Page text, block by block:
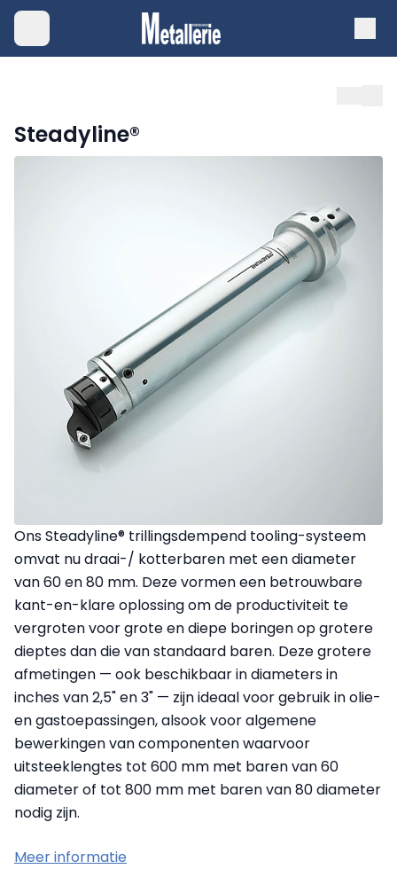
Steadyline®
Ons Steadyline® trillingsdempend tooling-systeem
omvat nu draai-/ kotterbaren met een diameter
van 60 en 80 mm. Deze vormen een betrouwbare
kant-en-klare oplossing om de productiviteit te
vergroten voor grote en diepe boringen op grotere
dieptes dan die van standaard baren. Deze grotere
afmetingen — ook beschikbaar in diameters in
inches van 2,5" en 3" — zijn ideaal voor gebruik in olie-
en gastoepassingen, alsook voor algemene
bewerkingen van componenten waarvoor
uitsteeklengtes tot 600 mm met baren van 60
diameter of tot 800 mm met baren van 80 diameter
nodig zijn.
Meer informatie